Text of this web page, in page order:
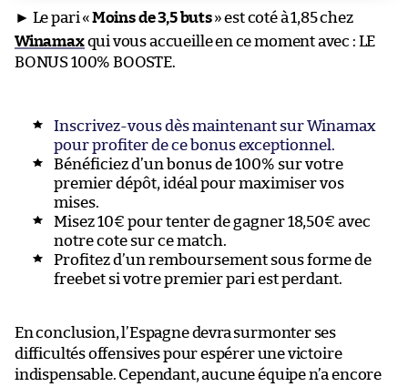
► Le pari «Moins de 3,5 buts» est coté à 1,85 chez
Winamaxqui vous accueille en ce moment avec : LE
BONUS 100% BOOSTE.
Inscrivez-vous dès maintenant sur Winamax
pour profiter de ce bonus exceptionnel.
Bénéficiez d’un bonus de 100% sur votre
premier dépôt, idéal pour maximiser vos
mises.
Misez 10€ pour tenter de gagner 18,50€ avec
notre cote sur ce match.
Profitez d’un remboursement sous forme de
freebet si votre premier pari est perdant.
En conclusion, l’Espagne devra surmonter ses
difficultés offensives pour espérer une victoire
indispensable. Cependant, aucune équipe n’a encore